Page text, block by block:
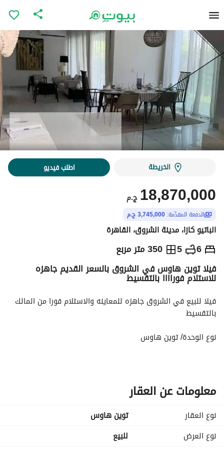
الخريطة اطلب فيديو
ج.م 18,870,000
الدفعة المقدّمة: 3,745,000 ج.م
الباتيو كازا، مدينة الشروق، القاهرة
6
5 350 متر مربع ج.م 18,870,000
التفاصيل الاتجاهات والمؤشرات رهن عقاري
فيلا توين هاوس في الشروق بالسعر القديم جاهزه
للاستلام فوراااا بالتقسيط
بالتقسيط
نوع الوحدة/ توين هاوس
السعر الإجمالي/ 18,970,000
مقدم 20% وفتره تقسيط تصل الي 5سنين بدون عمولات
للإستعلام/
معلومات عن العقار
نوع العقار
توين هاوس
نوع العرض
للبيع